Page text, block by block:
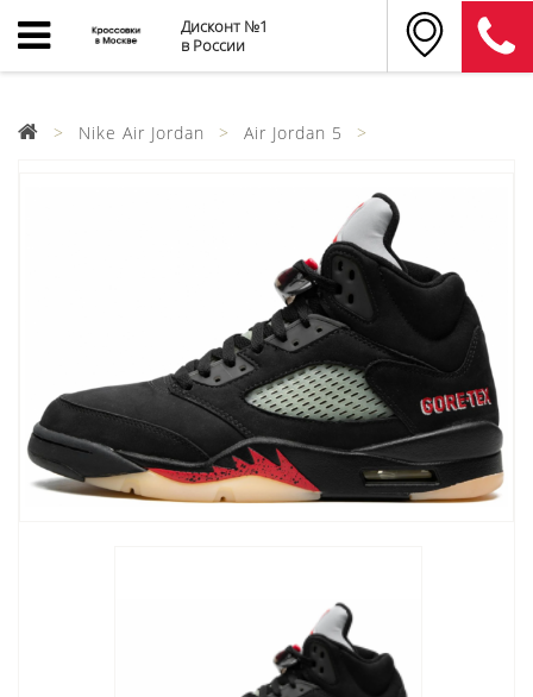
Дисконт №1
в России
Nike Air Jordan Air Jordan 5